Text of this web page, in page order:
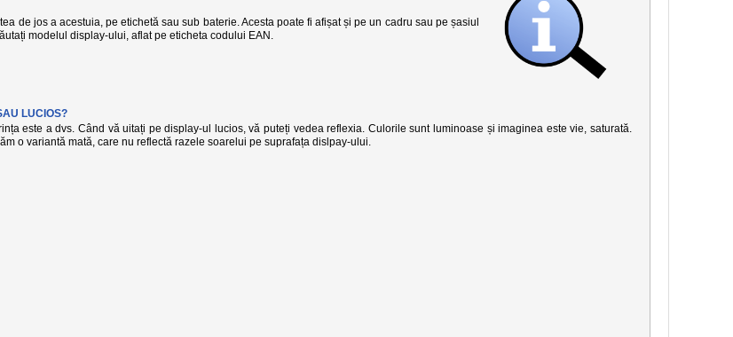
de jos a acestuia, pe etichetă sau sub baterie. Acesta poate fi afișat și pe un cadru sau pe șasiul
modelul display-ului, aflat pe eticheta codului EAN.
LUCIOS?
este a dvs. Când vă uitați pe display-ul lucios, vă puteți vedea reflexia. Culorile sunt luminoase și imaginea este vie, saturată.
o variantă mată, care nu reflectă razele soarelui pe suprafața dislpay-ului.